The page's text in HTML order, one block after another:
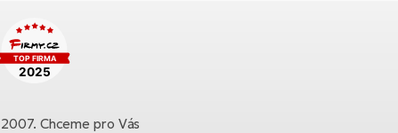
Chceme pro Vás